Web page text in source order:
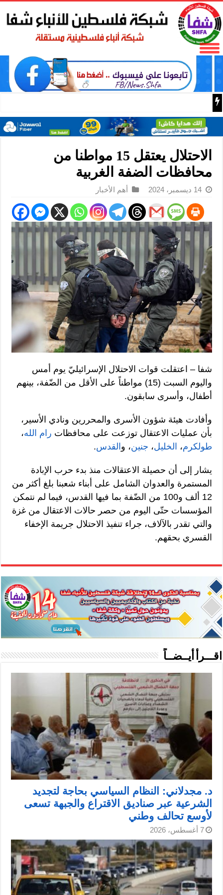
البر الرئيسي ينتقد سلطات الحزب الديمقراطي التقدمي
الاحتلال يعتقل 15 مواطنا من
محافظات الضفة الغربية
14 ديسمبر، 2024 أهم الأخبار
شفا – اعتقلت قوات الاحتلال الإسرائيليّ يوم أمس
واليوم السبت (15) مواطناً على الأقل من الضّفة، بينهم
أطفال، وأسرى سابقون.
وأفادت هيئة شؤون الأسرى والمحررين ونادي الأسير،
بأن عمليات الاعتقال توزعت على محافظات رام الله،
طولكرم، الخليل، جنين، والقدس.
يشار إلى أن حصيلة الاعتقالات منذ بدء حرب الإبادة
المستمرة والعدوان الشامل على أبناء شعبنا بلغ أكثر من
12 ألف و100 من الضّفة بما فيها القدس، فيما لم نتمكن
المؤسسات حتّى اليوم من حصر حالات الاعتقال من غزة
والتي تقدر بالآلاف، جراء تنفيذ الاحتلال جريمة الإخفاء
القسري بحقهم.
اقـــرأ أيــضــاً
د. مجدلاني: النظام السياسي بحاجة لتجديد
الشرعية عبر صناديق الاقتراع والجبهة تسعى
لأوسع تحالف وطني
7 أغسطس، 2026